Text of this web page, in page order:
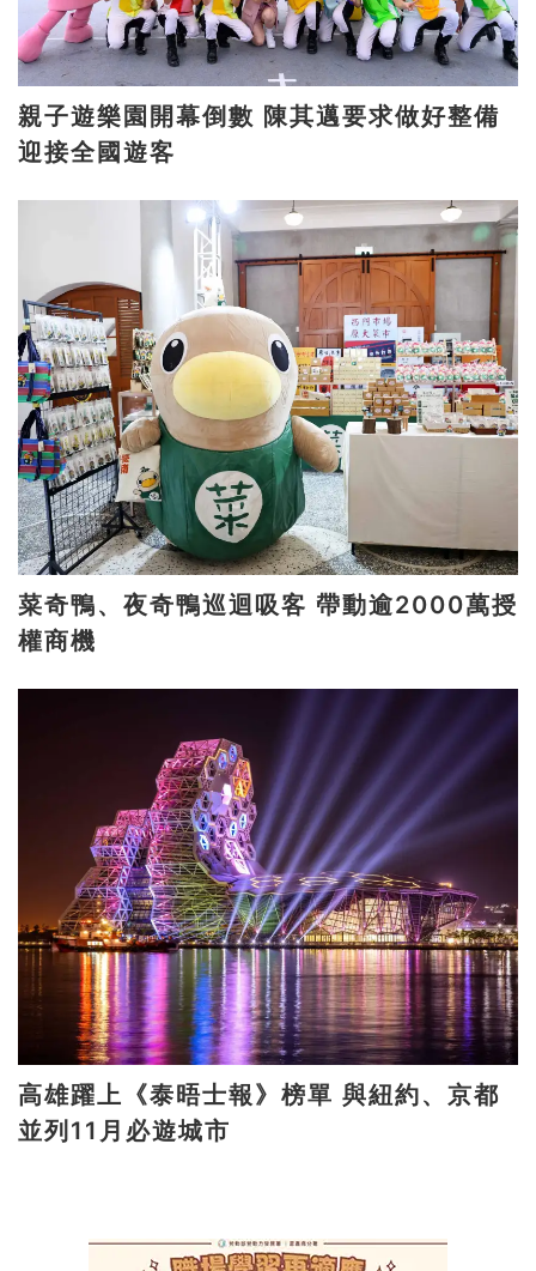
親子遊樂園開幕倒數 陳其邁要求做好整備
迎接全國遊客
菜奇鴨、夜奇鴨巡迴吸客 帶動逾2000萬授
權商機
高雄躍上《泰晤士報》榜單 與紐約、京都
並列11月必遊城市